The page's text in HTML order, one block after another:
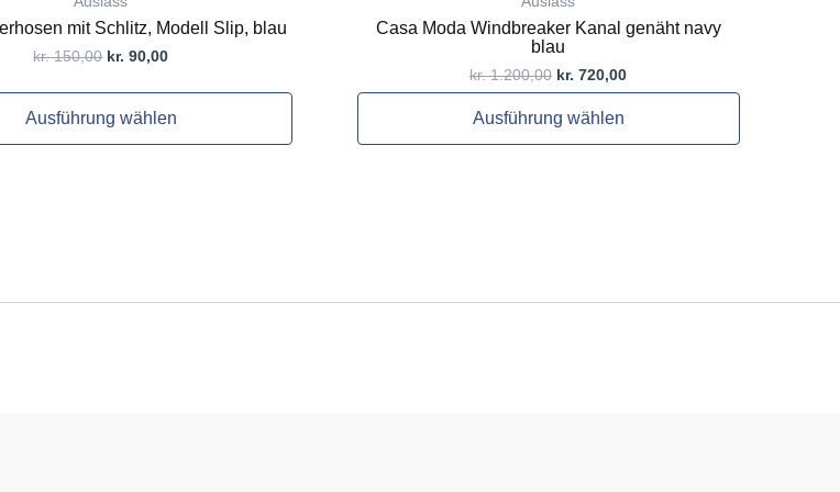
mit Schlitz, Modell Slip, blau
kr.150,00 kr. 90,00
Ausführung wählen
Casa Moda Windbreaker Kanal genäht navy
blau
kr.1.200,00 kr. 720,00
Ausführung wählen